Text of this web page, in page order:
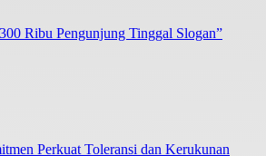
Ribu Pengunjung Tinggal Slogan”
Perkuat Toleransi dan Kerukunan